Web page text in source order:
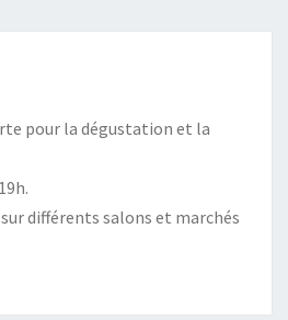
pour la dégustation et la
différents salons et marchés